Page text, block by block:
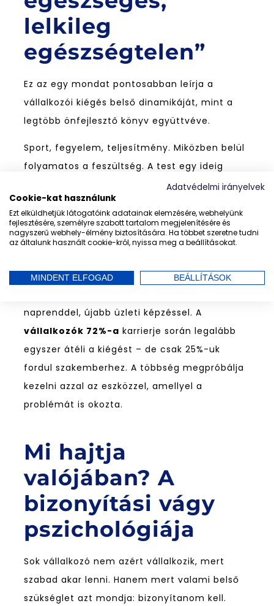
lelkileg
egészségtelen”
Ez az egy mondat pontosabban leírja a
vállalkozói kiégés belső dinamikáját, mint a
legtöbb önfejlesztő könyv együttvéve.
Sport, fegyelem, teljesítmény. Miközben belül
folyamatos a feszültség. A test egy ideig
bírja. Aztán lekapcsolja a biztosítékot.
Akiégés ilyenkor nem ellenség. Jelzés. Azt
mondja: valami nem önazonos módon
működik.
A probléma az, hogy ezt a jelzést legtöbbször
naprenddel, újabb üzleti képzéssel. A
vállalkozók 72%-a karrierje során legalább
egyszer átéli a kiégést – de csak 25%-uk
fordul szakemberhez. A többség megpróbálja
kezelni azzal az eszközzel, amellyel a
problémát is okozta.
Mi hajtja
valójában? A
bizonyítási vágy
pszichológiája
Sok vállalkozó nem azért vállalkozik, mert
szabad akar lenni. Hanem mert valami belső
szükséglet azt mondja: bizonyítanom kell.
Adatvédelmi irányelvek
Cookie-kat használunk
Ezt elküldhetjük látogatóink adatainak elemzésére, webhelyünk
fejlesztésére, személyre szabott tartalom megjelenítésére és
nagyszerű webhely-élmény biztosítására. Ha többet szeretne tudni
az általunk használt cookie-król, nyissa meg a beállításokat.
MINDENT ELFOGAD BEÁLLÍTÁSOK